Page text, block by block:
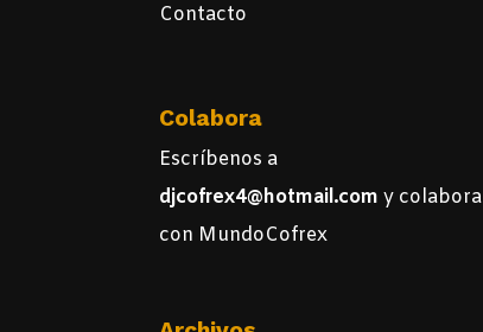
Contacto
Colabora
Escríbenos a
djcofrex4@hotmail.comy colabora
con MundoCofrex